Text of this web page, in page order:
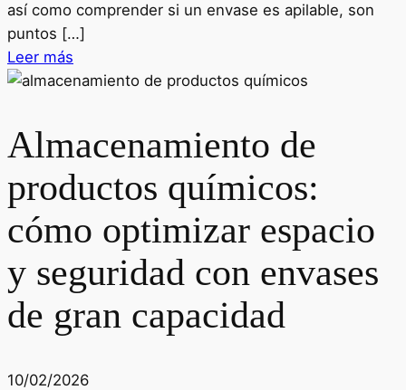
así como comprender si un envase es apilable, son
puntos […]
Leer más
Almacenamiento de
productos químicos:
cómo optimizar espacio
y seguridad con envases
de gran capacidad
10/02/2026